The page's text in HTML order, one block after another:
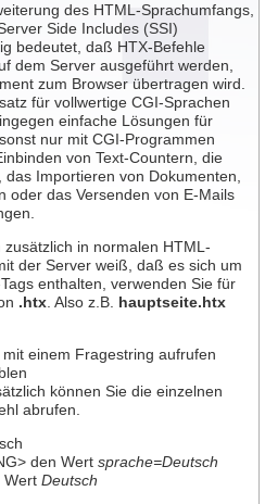
des HTML-Sprachumfangs,
Side Includes (SSI)
bedeutet, daß HTX-Befehle
dem Server ausgeführt werden,
zum Browser übertragen wird.
für vollwertige CGI-Sprachen
einfache Lösungen für
nur mit CGI-Programmen
von Text-Countern, die
Importieren von Dokumenten,
oder das Versenden von E-Mails
in normalen HTML-
der Server weiß, daß es sich um
enthalten, verwenden Sie für
.htx . Also z.B. hauptseite.htx
einem Fragestring aufrufen
können Sie die einzelnen
abrufen.
den Wert sprache=Deutsch
Wert Deutsch